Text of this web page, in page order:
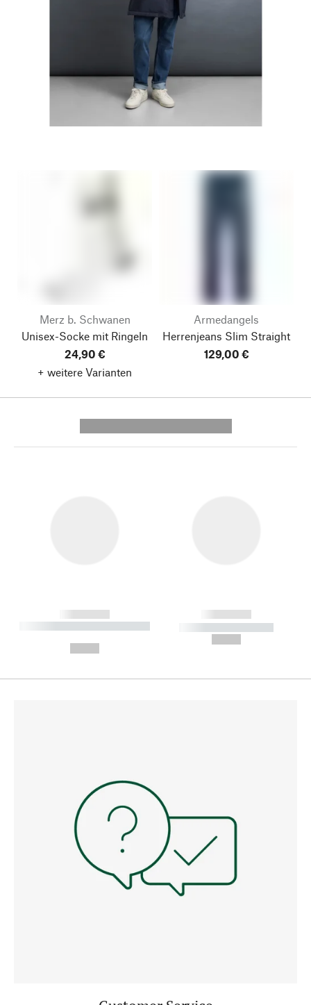
Merz b. Schwanen
Unisex-Socke mit Ringeln
24,90 €
+ weitere Varianten
Armedangels
Herrenjeans Slim Straight
129,00 €
------------
----------- ----------- --------
------------
----------- -----------